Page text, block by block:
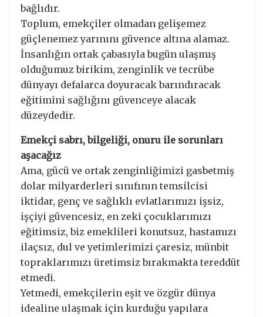
bağlıdır.
Toplum, emekçiler olmadan gelişemez
güçlenemez yarınını güvence altına alamaz.
İnsanlığın ortak çabasıyla bugün ulaşmış
olduğumuz birikim, zenginlik ve tecrübe
dünyayı defalarca doyuracak barındıracak
eğitimini sağlığını güvenceye alacak
düzeydedir.
Emekçi sabrı, bilgeliği, onuru ile sorunları
aşacağız
Ama, gücü ve ortak zenginliğimizi gasbetmiş
dolar milyarderleri sınıfının temsilcisi
iktidar, genç ve sağlıklı evlatlarımızı işsiz,
işçiyi güvencesiz, en zeki çocuklarımızı
eğitimsiz, biz emeklileri konutsuz, hastamızı
ilaçsız, dul ve yetimlerimizi çaresiz, münbit
topraklarımızı üretimsiz bırakmakta tereddüt
etmedi.
Yetmedi, emekçilerin eşit ve özgür dünya
idealine ulaşmak için kurduğu yapılara